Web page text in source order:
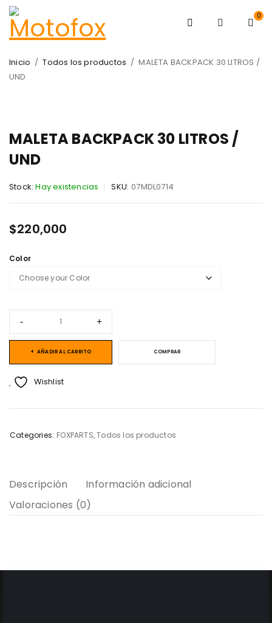
0
Inicio / Todos los productos / MALETA BACKPACK 30 LITROS /
UND
MALETA BACKPACK 30 LITROS /
UND
Stock: Hay existencias SKU: 07MDL0714
$220,000
Color
AÑADIR AL CARRITO COMPRAR
Wishlist
Categories: FOXPARTS,Todos los productos
Descripción
Información adicional
Valoraciones (0)